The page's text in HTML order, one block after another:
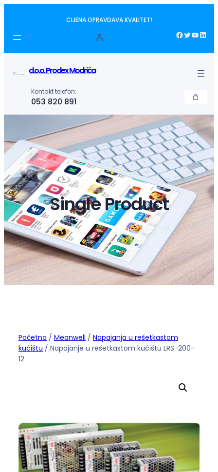
sadržaj
CIJENA OPRAVDAVA KVALITET!
Facebook Twitter YouTube LinkedIn
d.o.o. Prodex Modriča
Kontakt telefon:
053 820 891
Single Product
Početna / Meanwell / Napajanja u rešetkastom
kućištu / Napajanje u rešetkastom kućištu LRS-200-
12